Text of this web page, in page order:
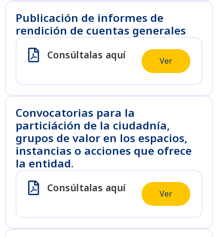
Publicación de informes de
rendición de cuentas generales
Consúltalas aquí Ver
Convocatorias para la
particiáción de la ciudadnía,
grupos de valor en los espacios,
instancias o acciones que ofrece
la entidad.
Consúltalas aquí Ver